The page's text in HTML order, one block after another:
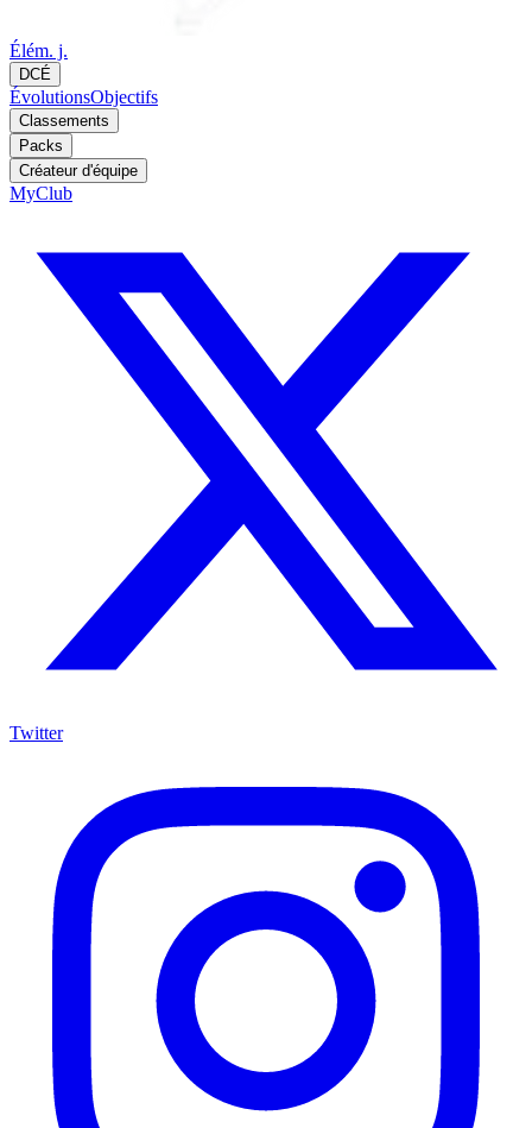
Élém. j.
DCÉ
ÉvolutionsObjectifs
Classements
Packs
Créateur d'équipe
MyClub
Twitter